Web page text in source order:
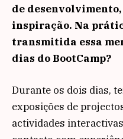
de
inspiração. Na
transmitida essa
dias do BootCamp?
Durante os dois dias,
exposições de
actividades